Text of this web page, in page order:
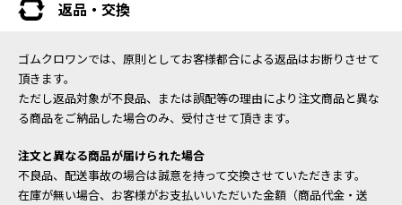
返品・交換
ゴムクロワンでは、原則としてお客様都合による返品はお断りさせて
頂きます。
ただし返品対象が不良品、または誤配等の理由により注文商品と異な
る商品をご納品した場合のみ、受付させて頂きます。
注文と異なる商品が届けられた場合
不良品、配送事故の場合は誠意を持って交換させていただきます。
在庫が無い場合、お客様がお支払いいただいた金額（商品代金・送